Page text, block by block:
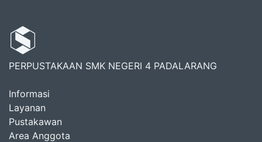
PERPUSTAKAAN SMK NEGERI 4 PADALARANG
Informasi
Layanan
Pustakawan
Area Anggota